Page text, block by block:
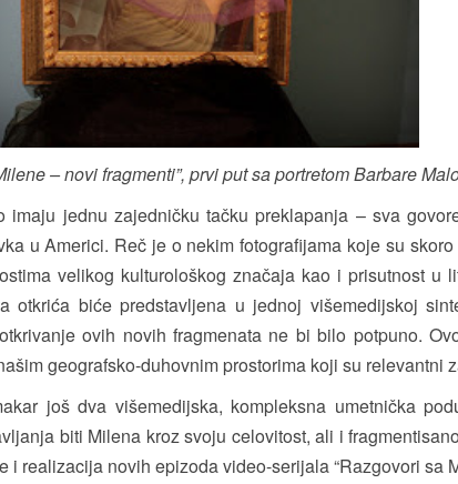
– novi fragmenti”, prvi put sa portretom Barbare
imaju jednu zajedničku tačku preklapanja – sva
u Americi. Reč je o nekim fotografijama koje su
velikog kulturološkog značaja kao i prisutnost u
otkrića biće predstavljena u jednoj višemedijskoj
ovih novih fragmenata ne bi bilo potpuno.
geografsko-duhovnim prostorima koji su relevantni
još dva višemedijska, kompleksna umetnička
biti Milena kroz svoju celovitost, ali i
i realizacija novih epizoda video-serijala “Razgovori sa